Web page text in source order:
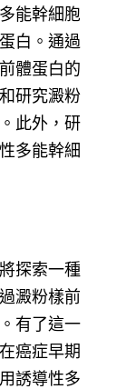
能幹細胞
白。通過
體蛋白的
研究澱粉
此外，研
多能幹細
探索一種
澱粉樣前
有了這一
癌症早期
誘導性多